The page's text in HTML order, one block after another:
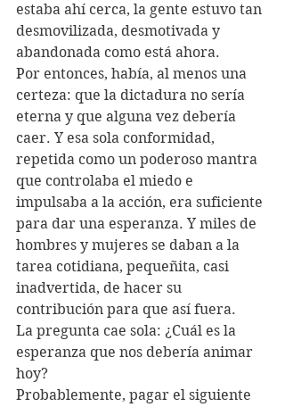
estaba ahí cerca, la gente estuvo tan
desmovilizada, desmotivada y
abandonada como está ahora.
Por entonces, había, al menos una
certeza: que la dictadura no sería
eterna y que alguna vez debería
caer. Y esa sola conformidad,
repetida como un poderoso mantra
que controlaba el miedo e
impulsaba a la acción, era suficiente
para dar una esperanza. Y miles de
hombres y mujeres se daban a la
tarea cotidiana, pequeñita, casi
inadvertida, de hacer su
contribución para que así fuera.
La pregunta cae sola: ¿Cuál es la
esperanza que nos debería animar
hoy?
Probablemente, pagar el siguiente